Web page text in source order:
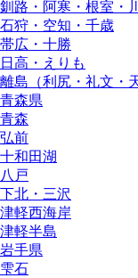
釧路・阿寒・根室・
石狩・空知・千歳
帯広・十勝
日高・えりも
離島（利尻・礼文・
青森県
青森
弘前
十和田湖
八戸
下北・三沢
津軽西海岸
津軽半島
岩手県
雫石